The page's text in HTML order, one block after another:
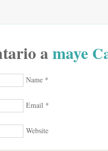
amaye
Name *
Email *
Website